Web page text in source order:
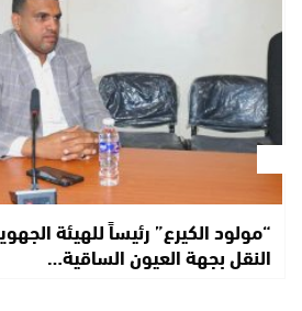
“مولود الكيرع” رئيساً للهيئة
النقل بجهة العيون الساقية…